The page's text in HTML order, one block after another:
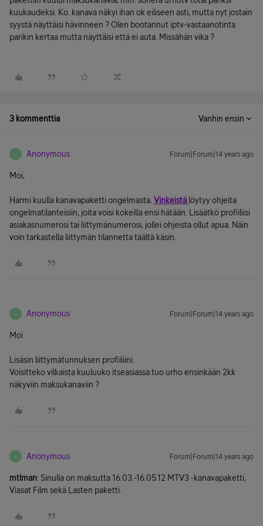
kuukaudeksi. Ko. kanava näkyi ihan ok eiliseen asti, mutta nyt jostain
syystä näyttäisi hävinneen ? Olen bootannut iptv-vastaanotinta
parikin kertaa mutta näyttäisi että ei auta. Missähän vika ?
3 kommenttia Vanhin ensin
A Anonymous Forum|Forum|14 years ago
Moi,
Harmi kuulla kanavapaketti ongelmasta. Vinkeistä löytyy ohjeita
ongelmatilanteisiin, joita voisi kokeilla ensi hätään. Lisäätkö profiiliisi
asiakasnumerosi tai liittymänumerosi, jollei ohjeista ollut apua. Näin
voin tarkastella liittymän tilannetta täältä käsin.
A Anonymous Forum|Forum|14 years ago
Moi
Lisäsin liittymätunnuksen profiiliini.
Voisitteko vilkaista kuuluuko itseasiassa tuo urho ensinkään 2kk
näkyviin maksukanaviin ?
A Anonymous Forum|Forum|14 years ago
mtlman: Sinulla on maksutta 16.03.-16.05.12 MTV3 -kanavapaketti,
Viasat Film sekä Lasten paketti.